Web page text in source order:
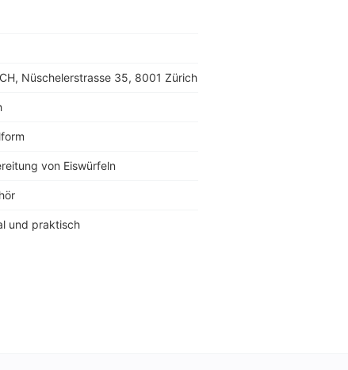
Nüschelerstrasse 35, 8001 Zürich
von Eiswürfeln
und praktisch